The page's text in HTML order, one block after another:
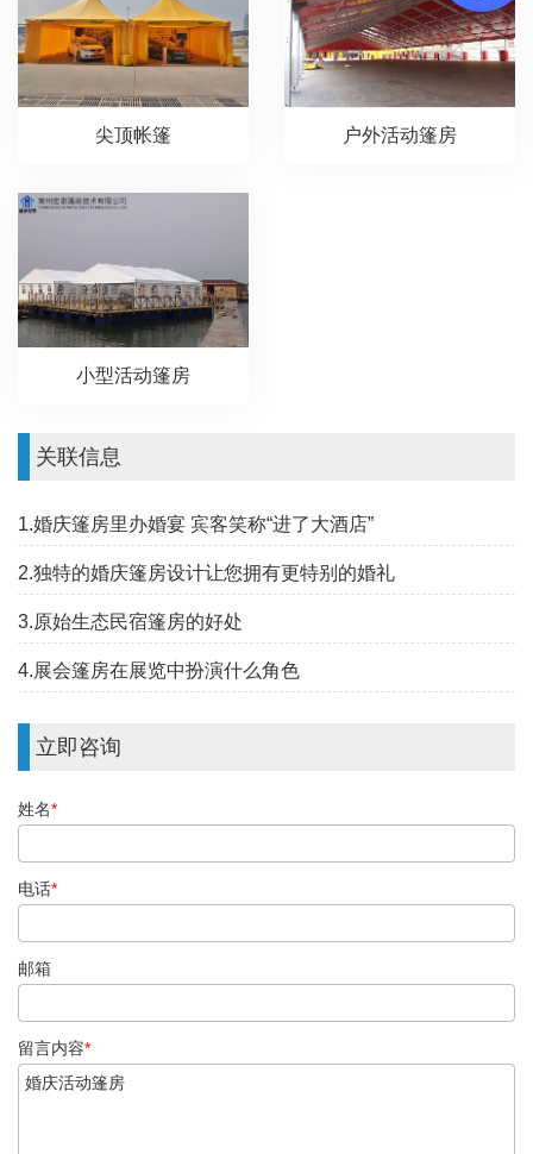
尖顶帐篷 户外活动篷房
小型活动篷房
关联信息
1.婚庆篷房里办婚宴 宾客笑称“进了大酒店”
2.独特的婚庆篷房设计让您拥有更特别的婚礼
3.原始生态民宿篷房的好处
4.展会篷房在展览中扮演什么角色
立即咨询
姓名*
电话*
邮箱
留言内容*